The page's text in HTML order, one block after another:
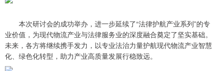
本次研讨会的成功举办，进一步延续了“法律护航产业系列”的专
业价值，为现代物流产业与法律服务业的深度融合奠定了坚实基础。
未来，各方将继续携手发力，以专业法治力量护航现代物流产业智慧
化、绿色化转型，助力产业高质量发展行稳致远。